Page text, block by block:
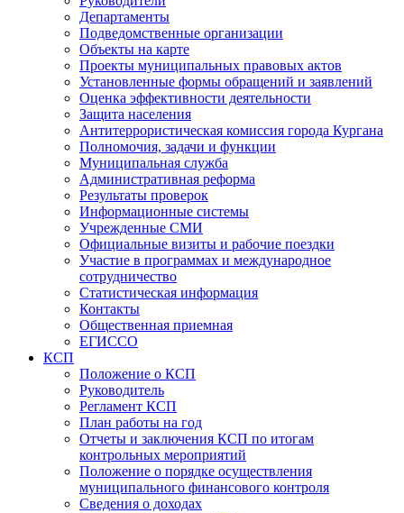
Департаменты
Подведомственные организации
Объекты на карте
Проекты муниципальных правовых актов
Установленные формы обращений и заявлений
Оценка эффективности деятельности
Защита населения
Антитеррористическая комиссия города Кургана
Полномочия, задачи и функции
Муниципальная служба
Административная реформа
Результаты проверок
Информационные системы
Учрежденные СМИ
Официальные визиты и рабочие поездки
Участие в программах и международное
сотрудничество
Статистическая информация
Контакты
Общественная приемная
ЕГИССО
КСП
Положение о КСП
Руководитель
Регламент КСП
План работы на год
Отчеты и заключения КСП по итогам
контрольных мероприятий
Положение о порядке осуществления
муниципального финансового контроля
Сведения о доходах